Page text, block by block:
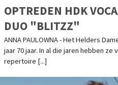
OPTREDEN HDK
DUO "BLITZZ"
ANNA PAULOWNA - Het Helders
jaar 70 jaar. In al die jaren hebben
repertoire [...]